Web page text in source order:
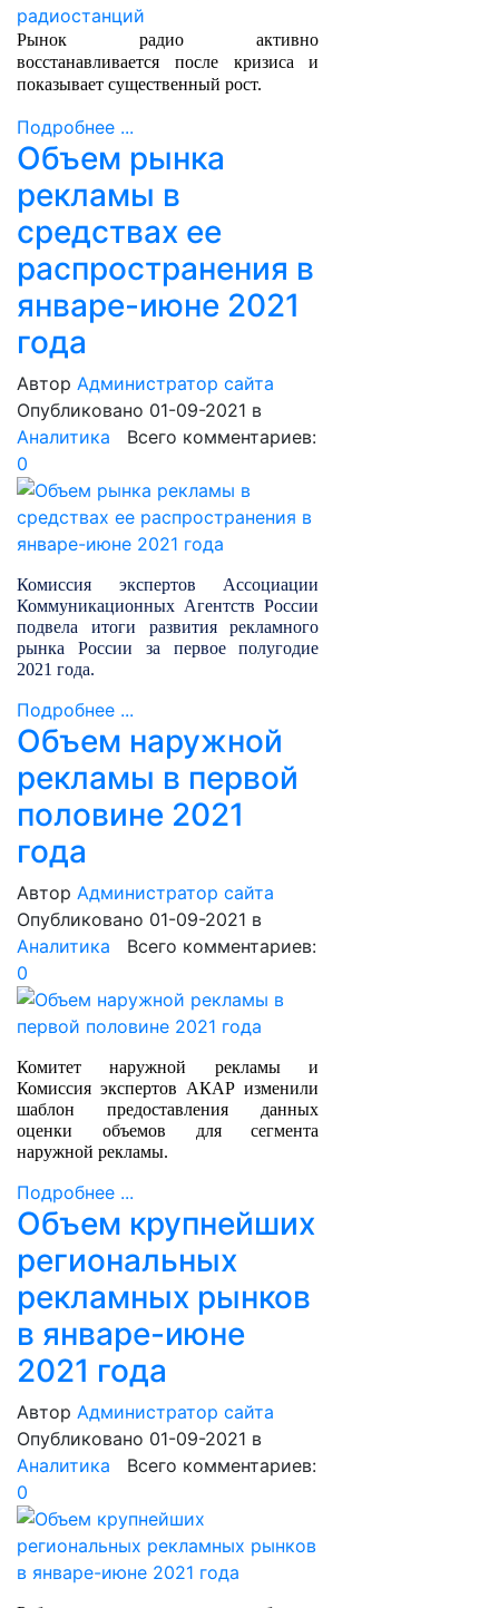
Рынок радио активно
восстанавливается после кризиса и
показывает существенный рост.
Подробнее ...
Объем рынка
рекламы в
средствах ее
распространения в
январе-июне 2021
года
Автор Администратор сайта
Опубликовано 01-09-2021 в
Аналитика Всего комментариев:
0
Комиссия экспертов Ассоциации
Коммуникационных Агентств России
подвела итоги развития рекламного
рынка России за первое полугодие
2021 года.
Подробнее ...
Объем наружной
рекламы в первой
половине 2021
года
Автор Администратор сайта
Опубликовано 01-09-2021 в
Аналитика Всего комментариев:
0
Комитет наружной рекламы и
Комиссия экспертов АКАР изменили
шаблон предоставления данных
оценки объемов для сегмента
наружной рекламы.
Подробнее ...
Объем крупнейших
региональных
рекламных рынков
в январе-июне
2021 года
Автор Администратор сайта
Опубликовано 01-09-2021 в
Аналитика Всего комментариев:
0